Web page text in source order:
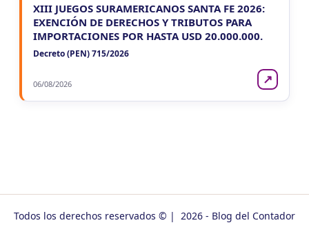
XIII JUEGOS SURAMERICANOS SANTA FE 2026:
EXENCIÓN DE DERECHOS Y TRIBUTOS PARA
IMPORTACIONES POR HASTA USD 20.000.000.
Decreto (PEN) 715/2026
06/08/2026 ↗
Todos los derechos reservados © | 2026 - Blog del Contador